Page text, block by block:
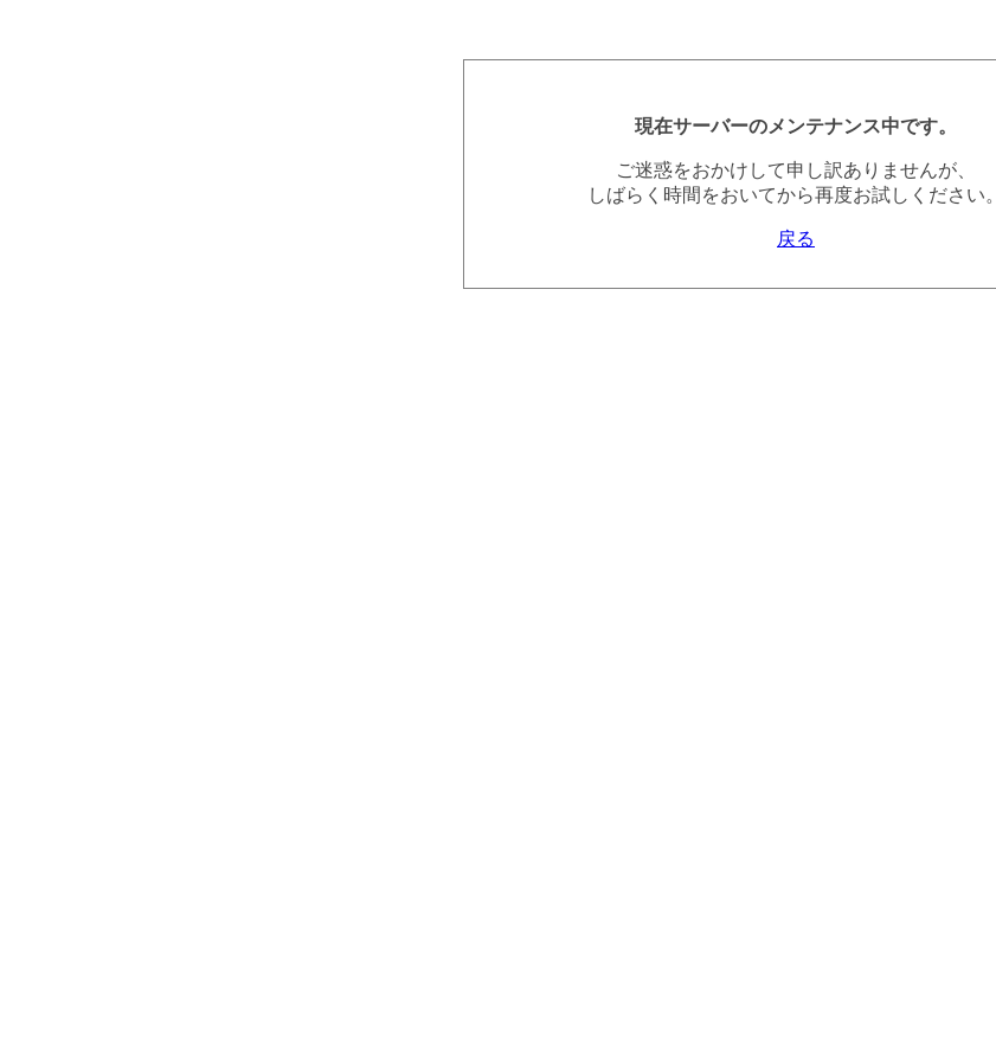
現在サーバーのメンテナンス中です。
ご迷惑をおかけして申し訳ありませんが、
しばらく時間をおいてから再度お試しください。
戻る